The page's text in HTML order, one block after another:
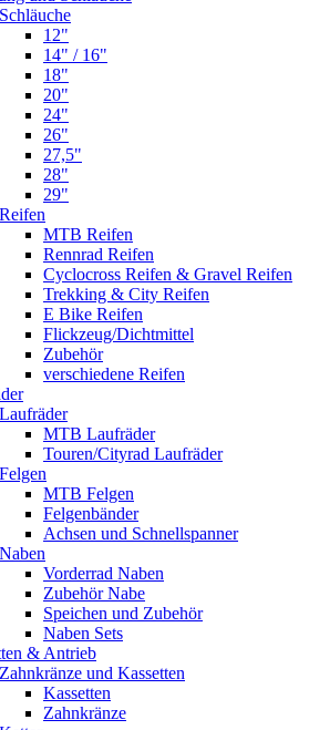
Schläuche
12"
14" / 16"
18"
20"
24"
26"
27,5"
28"
29"
Reifen
MTB Reifen
Rennrad Reifen
Cyclocross Reifen & Gravel Reifen
Trekking & City Reifen
E Bike Reifen
Flickzeug/Dichtmittel
Zubehör
verschiedene Reifen
Laufräder
MTB Laufräder
Touren/Cityrad Laufräder
Felgen
MTB Felgen
Felgenbänder
Achsen und Schnellspanner
Naben
Vorderrad Naben
Zubehör Nabe
Speichen und Zubehör
Naben Sets
& Antrieb
Zahnkränze und Kassetten
Kassetten
Zahnkränze